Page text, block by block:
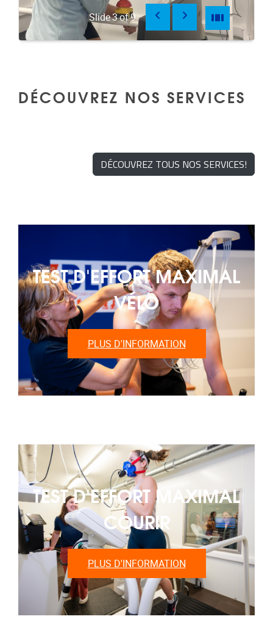
Slide4of9 PrécédentSuivantPause
Pause
DÉCOUVREZ NOS SERVICES
DÉCOUVREZ TOUS NOS SERVICES!
TEST D'EFFORT MAXIMAL
VÉLO
PLUS D'INFORMATION
TEST D'EFFORT MAXIMAL
COURIR
PLUS D'INFORMATION